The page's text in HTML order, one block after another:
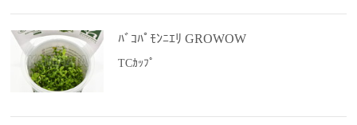
ﾊﾞｺﾊﾟﾓﾝﾆｴﾘ GROWOW
TCｶｯﾌﾟ